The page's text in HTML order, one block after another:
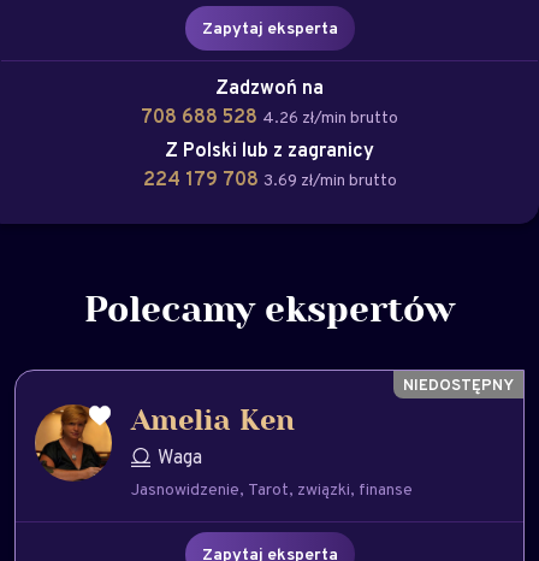
Zapytaj eksperta
Zadzwoń na
708 688 528 4.26 zł/min brutto
Z Polski lub z zagranicy
224 179 708 3.69 zł/min brutto
Polecamy ekspertów
Amelia Ken
Waga
Jasnowidzenie Tarot związki finanse
Zapytaj eksperta